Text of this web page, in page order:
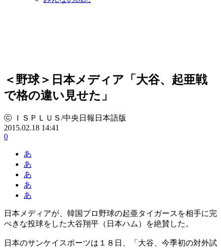
＜野球＞日本メディア「大谷、起亜戦
で格の違い見せた」
ⓒ ＩＳＰＬＵＳ/中央日報日本語版
2015.02.18 14:41
0
あ
あ
あ
あ
あ
日本メディアが、韓国プロ野球の起亜タイガースを相手に完
ぺきな投球をした大谷翔平（日本ハム）を絶賛した。
日本のサンケイスポーツは１８日、「大谷、今季初の対外試